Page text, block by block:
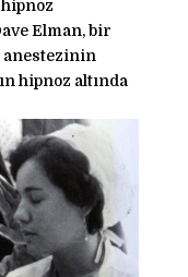
Elman, bir
anestezinin
hipnoz altında